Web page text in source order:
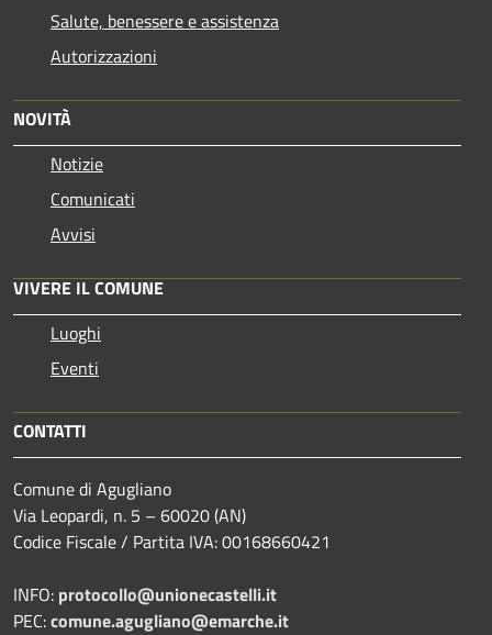
Salute, benessere e assistenza
Autorizzazioni
NOVITÀ
Notizie
Comunicati
Avvisi
VIVERE IL COMUNE
Luoghi
Eventi
CONTATTI
Comune di Agugliano
Via Leopardi, n. 5 – 60020 (AN)
Codice Fiscale / Partita IVA: 00168660421
INFO: protocollo@unionecastelli.it
PEC:comune.agugliano@emarche.it